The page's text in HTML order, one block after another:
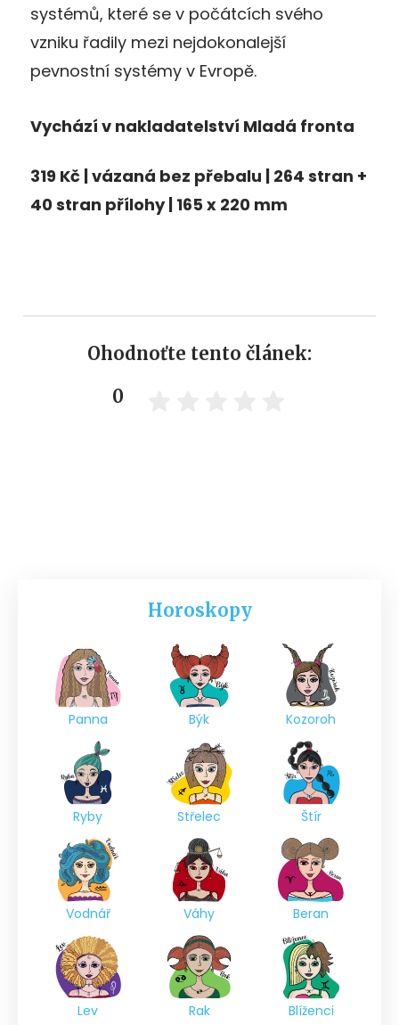
systémů, které se v počátcích svého
vzniku řadily mezi nejdokonalejší
pevnostní systémy v Evropě.
Vychází v nakladatelství Mladá fronta
319 Kč | vázaná bez přebalu | 264 stran +
40 stran přílohy | 165 x 220 mm
Ohodnoťte tento článek:
0
Horoskopy
Panna Býk Kozoroh
Ryby Střelec Štír
Vodnář Váhy Beran
Lev Rak Blíženci